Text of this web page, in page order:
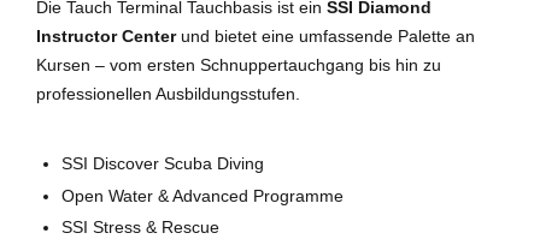
Die Tauch Terminal Tauchbasis ist ein SSI Diamond
Instructor Centerund bietet eine umfassende Palette an
Kursen – vom ersten Schnuppertauchgang bis hin zu
professionellen Ausbildungsstufen.
SSI Discover Scuba Diving
Open Water & Advanced Programme
SSI Stress & Rescue